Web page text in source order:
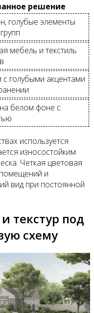
решение
голубые элементы
мебель и текстиль
голубыми акцентами
белом фоне с
используется
износостойким
Четкая цветовая
и
вид при постоянной
текстур под
схему